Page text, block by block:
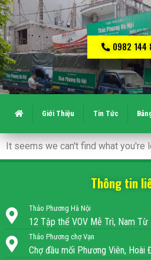
0982 144
Giới Thiệu Tin Tức
It seems we can't find what you're
Thông tin
Thảo Phương Hà Nội
12 Tập thể VOV Mễ Trì, Nam
Thảo Phương chợ Vạn
Chợ đầu mối Phương Viên,